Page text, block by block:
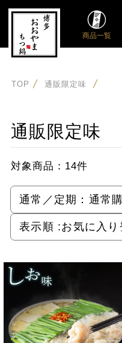
商品一覧
TOP 通販限定味
通販限定味
対象商品： 14件
通常／定期： 通常
表示順 :お気に入り